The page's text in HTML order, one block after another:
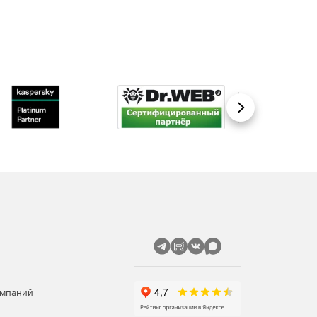
Вперед